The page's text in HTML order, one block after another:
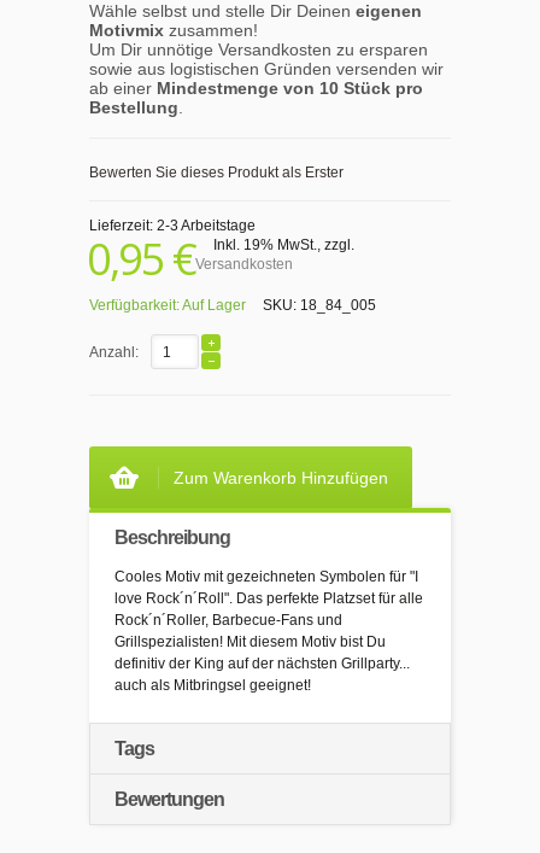
Wähle selbst und stelle Dir Deinen eigenen
Motivmix zusammen!
Um Dir unnötige Versandkosten zu ersparen
sowie aus logistischen Gründen versenden wir
ab einer Mindestmenge von 10 Stück pro
Bestellung.
Bewerten Sie dieses Produkt als Erster
Lieferzeit: 2-3 Arbeitstage
0,95 € Inkl. 19% MwSt., zzgl.
Versandkosten
Verfügbarkeit:Auf Lager SKU: 18_84_005
Anzahl:
Zum Warenkorb Hinzufügen
Beschreibung
Cooles Motiv mit gezeichneten Symbolen für "I
love Rock´n´Roll". Das perfekte Platzset für alle
Rock´n´Roller, Barbecue-Fans und
Grillspezialisten! Mit diesem Motiv bist Du
definitiv der King auf der nächsten Grillparty...
auch als Mitbringsel geeignet!
Tags
Bewertungen